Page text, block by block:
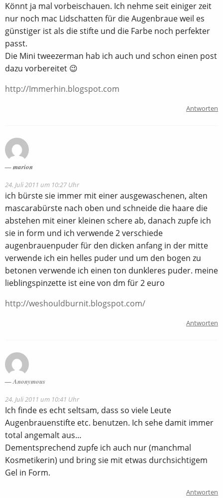
Könnt ja mal vorbeischauen. Ich nehme seit einiger zeit
nur noch mac Lidschatten für die Augenbraue weil es
günstiger ist als die stifte und die Farbe noch perfekter
passt.
Die Mini tweezerman hab ich auch und schon einen post
dazu vorbereitet 😉
http://Immerhin.blogspot.com
Antworten
marion
24. Juli 2011 um 10:27 Uhr
ich bürste sie immer mit einer ausgewaschenen, alten
mascarabürste nach oben und schneide die haare die
abstehen mit einer kleinen schere ab, danach zupfe ich
sie in form und ich verwende 2 verschiede
augenbrauenpuder für den dicken anfang in der mitte
verwende ich ein helles puder und um den bogen zu
betonen verwende ich einen ton dunkleres puder. meine
lieblingspinzette ist eine von dm für 2 euro
http://weshouldburnit.blogspot.com/
Antworten
Anonymous
24. Juli 2011 um 10:41 Uhr
Ich finde es echt seltsam, dass so viele Leute
Augenbrauenstifte etc. benutzen. Ich sehe damit immer
total angemalt aus…
Dementsprechend zupfe ich auch nur (manchmal
Kosmetikerin) und bring sie mit etwas durchsichtigem
Gel in Form.
Antworten